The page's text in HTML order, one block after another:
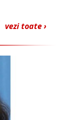
vezi toate ›